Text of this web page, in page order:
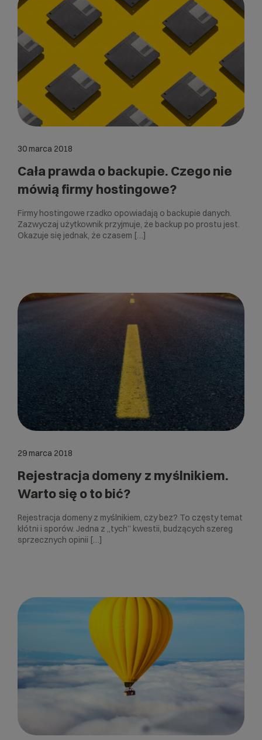
30 marca 2018
Cała prawda o backupie. Czego nie
mówią firmy hostingowe?
Firmy hostingowe rzadko opowiadają o backupie danych.
Zazwyczaj użytkownik przyjmuje, że backup po prostu jest.
Okazuje się jednak, że czasem […]
29 marca 2018
Rejestracja domeny z myślnikiem.
Warto się o to bić?
Rejestracja domeny z myślnikiem, czy bez? To częsty temat
kłótni i sporów. Jedna z „tych” kwestii, budzących szereg
sprzecznych opinii […]